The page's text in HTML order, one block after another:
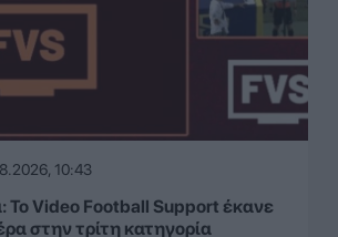
10:43
Το Video Football Support έκανε
στην τρίτη κατηγορία